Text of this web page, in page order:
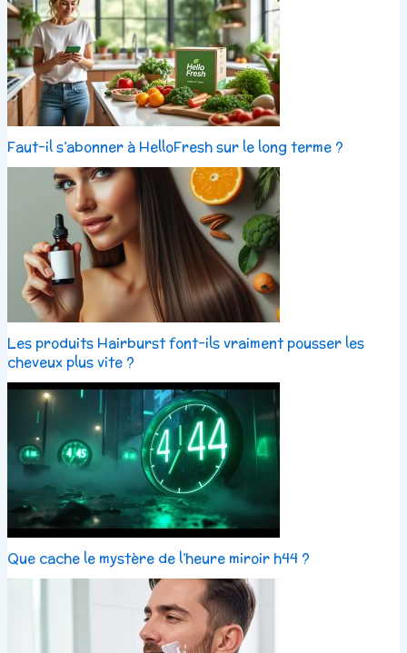
Faut-il s’abonner à HelloFresh sur le long terme ?
Les produits Hairburst font-ils vraiment pousser les
cheveux plus vite ?
Que cache le mystère de l’heure miroir h44 ?